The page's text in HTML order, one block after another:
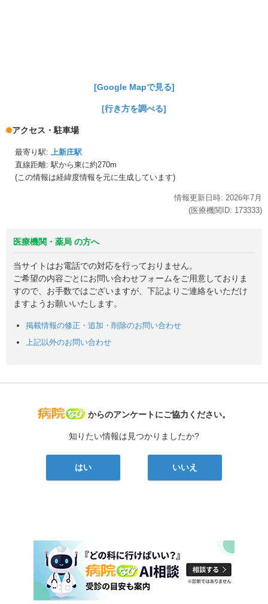
[Google Mapで見る]
[行き方を調べる]
アクセス・駐車場
最寄り駅: 上新庄駅
直線距離: 駅から東に約270m
(この情報は経緯度情報を元に生成しています)
情報更新日時: 2026年7月
(医療機関ID: 173333)
医療機関・薬局 の方へ
当サイトはお電話での対応を行っておりません。
ご希望の内容ごとにお問い合わせフォームをご用意しておりま
すので、お手数ではございますが、下記よりご連絡をいただけ
ますようお願いいたします。
掲載情報の修正・追加・削除のお問い合わせ
上記以外のお問い合わせ
病院なび
からのアンケートにご協力ください。
知りたい情報は見つかりましたか?
はい いいえ